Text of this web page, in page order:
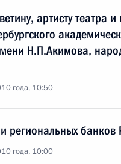
артисту театра и
Н.П.Акимова,
года, 10:50
региональных банков
года, 10:00